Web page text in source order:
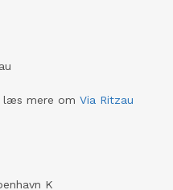
læs mere om Via Ritzau
K